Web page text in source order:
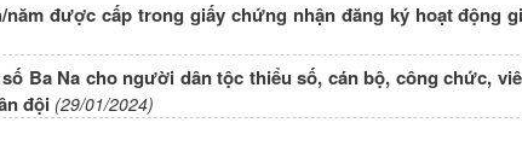
được cấp trong giấy chứng nhận đăng ký hoạt động
Ba Na cho người dân tộc thiểu số, cán bộ, công chức,
đội (29/01/2024)